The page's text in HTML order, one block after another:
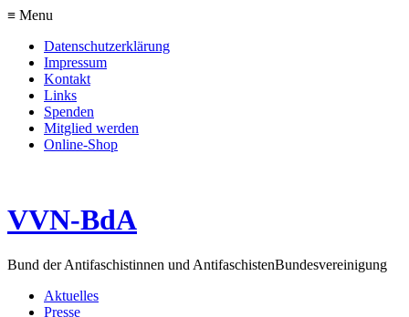
≡ Menu
Datenschutzerklärung
Impressum
Kontakt
Links
Spenden
Mitglied werden
Online-Shop
VVN-BdA
Bund der Antifaschistinnen und AntifaschistenBundesvereinigung
Aktuelles
Presse